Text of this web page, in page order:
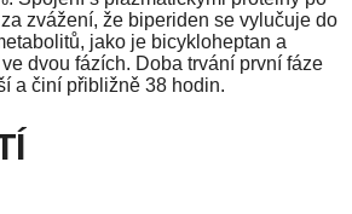
zvážení, že biperiden se vylučuje do
jako je bicykloheptan a
dvou fázích. Doba trvání první fáze
a činí přibližně 38 hodin.